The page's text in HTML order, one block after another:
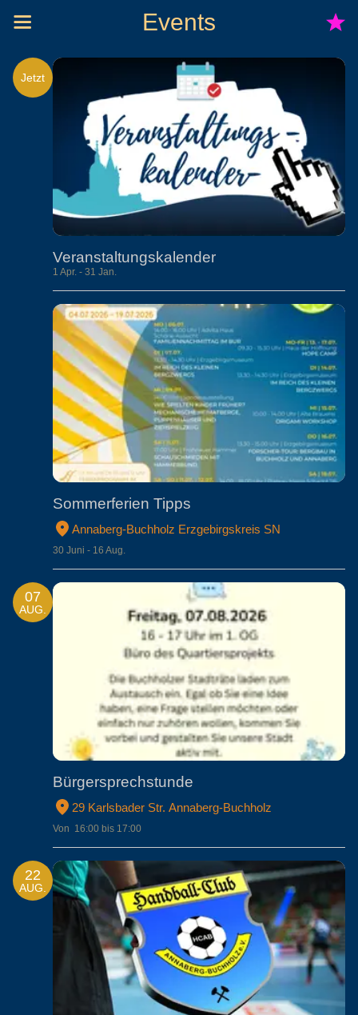
Events
Jetzt
Veranstaltungskalender
1 Apr. - 31 Jan.
Sommerferien Tipps
Annaberg-Buchholz Erzgebirgskreis SN
30 Juni - 16 Aug.
07
AUG.
Bürgersprechstunde
29 Karlsbader Str. Annaberg-Buchholz
Von  16:00 bis 17:00
22
AUG.